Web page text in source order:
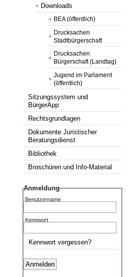
Downloads
BEA (öffentlich)
Drucksachen
Stadtbürgerschaft
Drucksachen
Bürgerschaft (Landtag)
Jugend im Parlament
(öffentlich)
Sitzungssystem und
BürgerApp
Rechtsgrundlagen
Dokumente Juristischer
Beratungsdienst
Bibliothek
Broschüren und Info-Material
Anmeldung
Benutzername
Kennwort
Kennwort vergessen?